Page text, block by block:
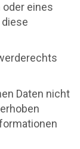
eines
Daten nicht